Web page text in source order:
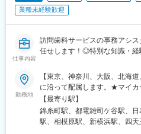
業種未経験歓迎
仕事内容
訪問歯科サービスの事務アシ
任せします！◎特別な知識・経
勤務地
【東京、神奈川、大阪、北海
に沿って配属します。★マイ
動喫煙対策：屋内全面禁煙＜
所日暮里事業所＜神奈川エリ
事業所＜大阪エリア＞浪速事業
【最寄り駅】
錦糸町駅、都電雑司ケ谷駅、
駅、相模原駅、新横浜駅、四